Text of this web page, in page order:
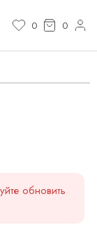
0 0
обновить